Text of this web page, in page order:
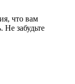
что вам
Не забудьте